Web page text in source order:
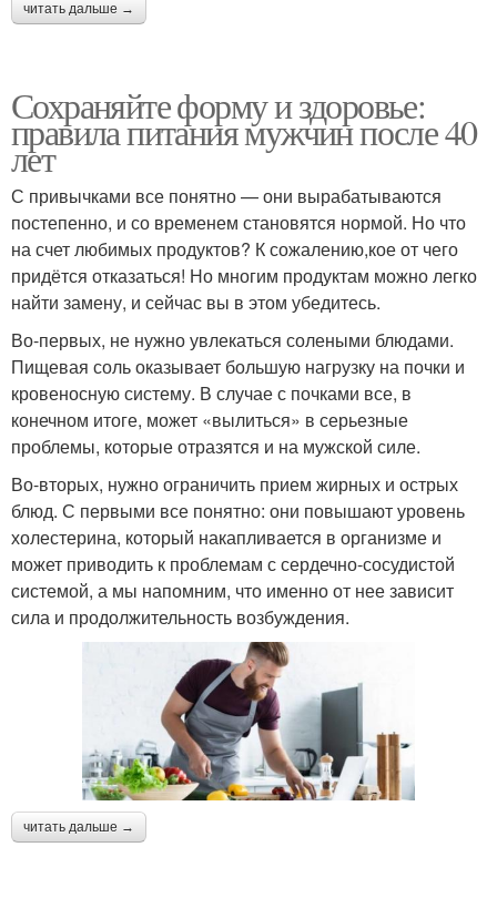
читать дальше →
Сохраняйте форму и здоровье:
правила питания мужчин после 40
лет
С привычками все понятно — они вырабатываются
постепенно, и со временем становятся нормой. Но что
на счет любимых продуктов? К сожалению,кое от чего
придётся отказаться! Но многим продуктам можно легко
найти замену, и сейчас вы в этом убедитесь.
Во-первых, не нужно увлекаться солеными блюдами.
Пищевая соль оказывает большую нагрузку на почки и
кровеносную систему. В случае с почками все, в
конечном итоге, может «вылиться» в серьезные
проблемы, которые отразятся и на мужской силе.
Во-вторых, нужно ограничить прием жирных и острых
блюд. С первыми все понятно: они повышают уровень
холестерина, который накапливается в организме и
может приводить к проблемам с сердечно-сосудистой
системой, а мы напомним, что именно от нее зависит
сила и продолжительность возбуждения.
читать дальше →